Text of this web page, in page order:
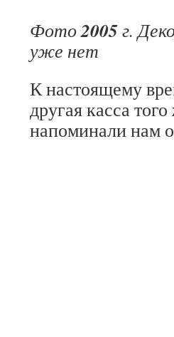
Фото2005г.
уже нет
К настоящему
другая касса
напоминали нам